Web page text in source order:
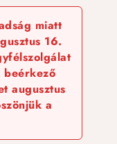
miatt
16.
beérkező
augusztus
a